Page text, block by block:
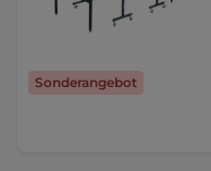
Sonderangebot